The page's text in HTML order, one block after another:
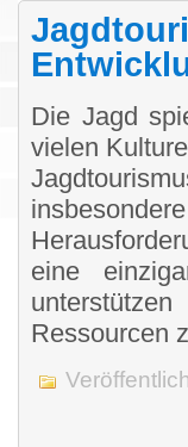
Die Jagd
vielen
eine
Ressourcen